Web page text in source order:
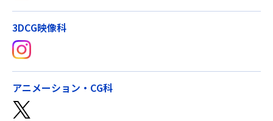
3DCG映像科
アニメーション・CG科